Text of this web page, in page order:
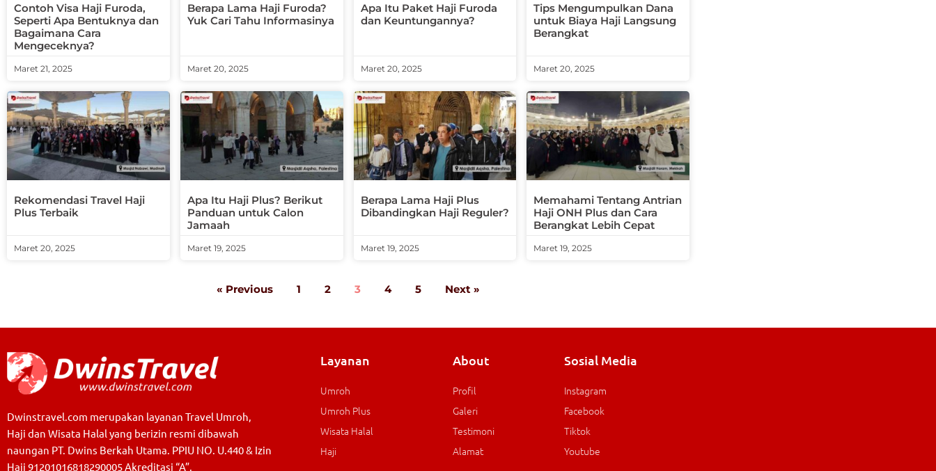
Contoh Visa Haji Furoda,
Seperti Apa Bentuknya dan
Bagaimana Cara
Mengeceknya?
Maret 21, 2025
Berapa Lama Haji Furoda?
Yuk Cari Tahu Informasinya
Maret 20, 2025
Apa Itu Paket Haji Furoda
dan Keuntungannya?
Maret 20, 2025
Tips Mengumpulkan Dana
untuk Biaya Haji Langsung
Berangkat
Maret 20, 2025
Rekomendasi Travel Haji
Plus Terbaik
Maret 20, 2025
Apa Itu Haji Plus? Berikut
Panduan untuk Calon
Jamaah
Maret 19, 2025
Berapa Lama Haji Plus
Dibandingkan Haji Reguler?
Maret 19, 2025
Memahami Tentang Antrian
Haji ONH Plus dan Cara
Berangkat Lebih Cepat
Maret 19, 2025
« Previous 1 2 3 4 5 Next »
Dwinstravel.com merupakan layanan Travel Umroh,
Haji dan Wisata Halal yang berizin resmi dibawah
naungan PT. Dwins Berkah Utama. PPIU NO. U.440 & Izin
Haji 91201016818290005 Akreditasi “A”.
Layanan
Umroh
Umroh Plus
Wisata Halal
Haji
About
Profil
Galeri
Testimoni
Alamat
Sosial Media
Instagram
Facebook
Tiktok
Youtube